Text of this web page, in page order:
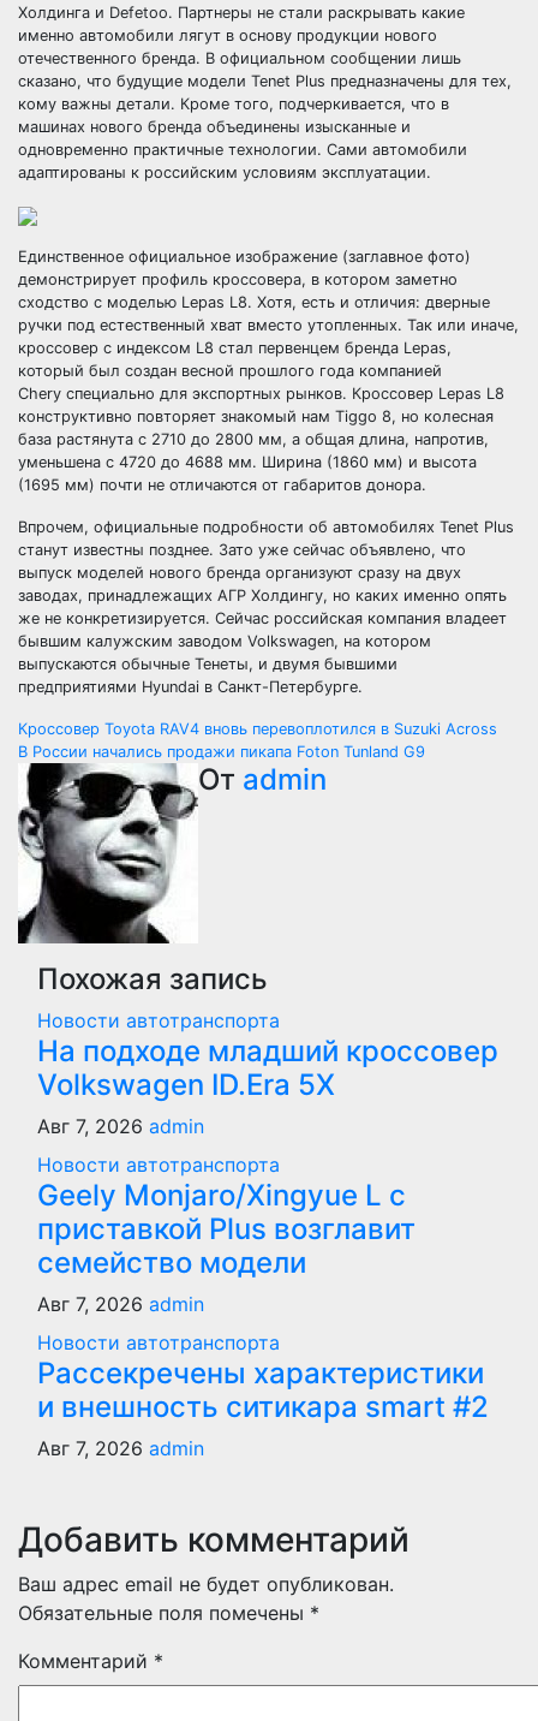
Холдинга и Defetoo. Партнеры не стали раскрывать какие
именно автомобили лягут в основу продукции нового
отечественного бренда. В официальном сообщении лишь
сказано, что будущие модели Tenet Plus предназначены для тех,
кому важны детали. Кроме того, подчеркивается, что в
машинах нового бренда объединены изысканные и
одновременно практичные технологии. Сами автомобили
адаптированы к российским условиям эксплуатации.
Единственное официальное изображение (заглавное фото)
демонстрирует профиль кроссовера, в котором заметно
сходство с моделью Lepas L8. Хотя, есть и отличия: дверные
ручки под естественный хват вместо утопленных. Так или иначе,
кроссовер с индексом L8 стал первенцем бренда Lepas,
который был создан весной прошлого года компанией
Chery специально для экспортных рынков. Кроссовер Lepas L8
конструктивно повторяет знакомый нам Tiggo 8, но колесная
база растянута с 2710 до 2800 мм, а общая длина, напротив,
уменьшена с 4720 до 4688 мм. Ширина (1860 мм) и высота
(1695 мм) почти не отличаются от габаритов донора.
Впрочем, официальные подробности об автомобилях Tenet Plus
станут известны позднее. Зато уже сейчас объявлено, что
выпуск моделей нового бренда организуют сразу на двух
заводах, принадлежащих АГР Холдингу, но каких именно опять
же не конкретизируется. Сейчас российская компания владеет
бывшим калужским заводом Volkswagen, на котором
выпускаются обычные Тенеты, и двумя бывшими
предприятиями Hyundai в Санкт-Петербурге.
Навигация
по
записям
Кроссовер Toyota RAV4 вновь перевоплотился в Suzuki Across
В России начались продажи пикапа Foton Tunland G9
От admin
Похожая запись
Новости автотранспорта
На подходе младший кроссовер
Volkswagen ID.Era 5X
Авг 7, 2026 admin
Новости автотранспорта
Geely Monjaro/Xingyue L с
приставкой Plus возглавит
семейство модели
Авг 7, 2026 admin
Новости автотранспорта
Рассекречены характеристики
и внешность ситикара smart #2
Авг 7, 2026 admin
Добавить комментарий
Ваш адрес email не будет опубликован.
Обязательные поля помечены *
Комментарий *